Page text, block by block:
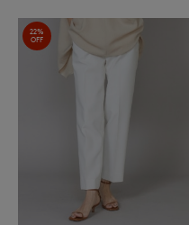
22%
OFF